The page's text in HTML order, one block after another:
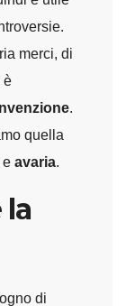
merci, di
è
.
quella
e avaria.
la
di